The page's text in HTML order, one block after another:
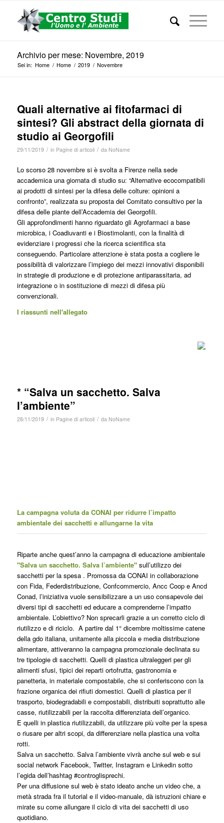
Archivio per mese: Novembre, 2019
Sei in: Home / Home / 2019 / Novembre
Quali alternative ai fitofarmaci di
sintesi? Gli abstract della giornata di
studio ai Georgofili
29/11/2019 / in Pagine di articoli / da NoName
Lo scorso 28 novembre si è svolta a Firenze nella sede
accademica una giornata di studio su: “Alternative ecocompatibili
ai prodotti di sintesi per la difesa delle colture: opinioni a
confronto”, realizzata su proposta del Comitato consultivo per la
difesa delle piante dell’Accademia dei Georgofili.
Gli approfondimenti hanno riguardato gli Agrofarmaci a base
microbica, i Coadiuvanti e i Biostimolanti, con la finalità di
evidenziare i progressi che la ricerca scientifica sta
conseguendo. Particolare attenzione è stata posta a cogliere le
possibilità di valorizzare l’impiego dei mezzi innovativi disponibili
in strategie di produzione e di protezione antiparassitaria, ad
integrazione o in sostituzione di mezzi di difesa più
convenzionali.
I riassunti nell'allegato
* “Salva un sacchetto. Salva
l’ambiente”
28/11/2019 / in Pagine di articoli / da NoName
La campagna voluta da CONAI per ridurre l’impatto
ambientale dei sacchetti e allungarne la vita
Riparte anche quest’anno la campagna di educazione ambientale
"Salva un sacchetto. Salva l’ambiente"sull’utilizzo dei
sacchetti per la spesa . Promossa da CONAI in collaborazione
con Fida, Federdistribuzione, Confcommercio, Ancc Coop e Ancd
Conad, l’iniziativa vuole sensibilizzare a un uso consapevole dei
diversi tipi di sacchetti ed educare a comprenderne l’impatto
ambientale. L’obiettivo? Non sprecarli grazie a un corretto ciclo di
riutilizzo e di riciclo. A partire dal 1° dicembre moltissime catene
della gdo italiana, unitamente alla piccola e media distribuzione
alimentare, attiveranno la campagna promozionale declinata su
tre tipologie di sacchetti. Quelli di plastica ultraleggeri per gli
alimenti sfusi, tipici dei reparti ortofrutta, gastronomia e
panetteria, in materiale compostabile, che si conferiscono con la
frazione organica dei rifiuti domestici. Quelli di plastica per il
trasporto, biodegradabili e compostabili, distribuiti soprattutto alle
casse, riutilizzabili per la raccolta differenziata dell’organico.
E quelli in plastica riutilizzabili, da utilizzare più volte per la spesa
o riusare per altri scopi, da differenziare nella plastica una volta
rotti.
Salva un sacchetto. Salva l’ambiente vivrà anche sul web e sui
social network Facebook, Twitter, Instagram e Linkedin sotto
l’egida dell’hashtag #controglisprechi.
Per una diffusione sul web è stato ideato anche un video che, a
metà strada fra il tutorial e il video-manuale, dà istruzioni chiare e
mirate su come allungare il ciclo di vita dei sacchetti di uso
quotidiano.